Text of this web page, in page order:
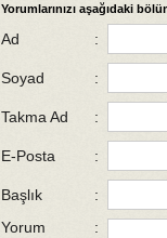
Yorumlarınızı aşağıdaki
Ad :
Soyad :
Takma Ad :
E-Posta :
Başlık
:
Yorum
: